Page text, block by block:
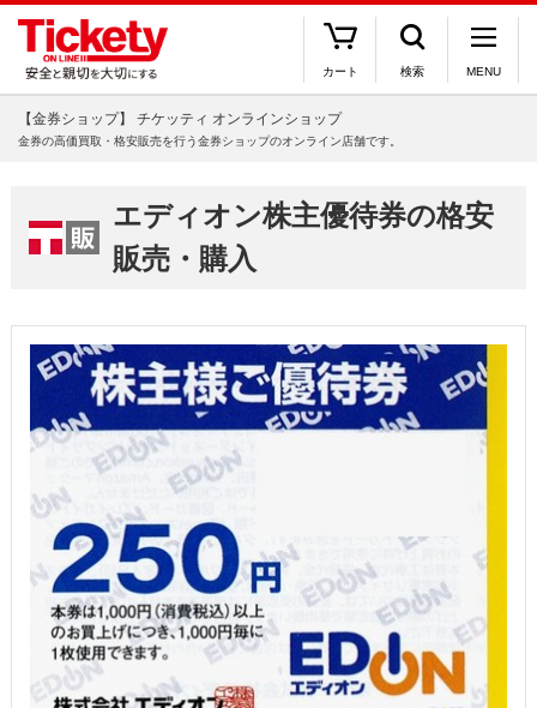
カート 検索 MENU
【金券ショップ】 チケッティ オンラインショップ
金券の高価買取・格安販売を行う金券ショップのオンライン店舗です。
エディオン株主優待券の格安
販売・購入